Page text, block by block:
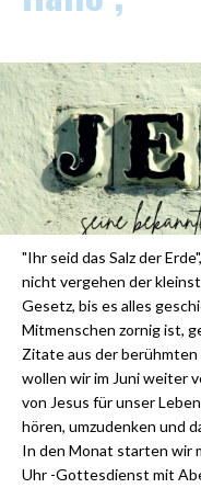
"Ihr seid das Salz der
nicht vergehen der
Gesetz, bis es alles
Mitmenschen zornig ist,
Zitate aus der berühmten
wollen wir im Juni weiter
von Jesus für unser
hören, umzudenken und
In den Monat starten wir
Uhr -Gottesdienst mit